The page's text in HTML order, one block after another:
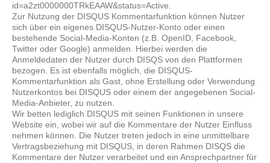
id=a2zt0000000TRkEAAW&status=Active.
Zur Nutzung der DISQUS Kommentarfunktion können Nutzer
sich über ein eigenes DISQUS-Nutzer-Konto oder einen
bestehende Social-Media-Konten (z.B. OpenID, Facebook,
Twitter oder Google) anmelden. Hierbei werden die
Anmeldedaten der Nutzer durch DISQS von den Plattformen
bezogen. Es ist ebenfalls möglich, die DISQUS-
Kommentarfunktion als Gast, ohne Erstellung oder Verwendung
Nutzerkontos bei DISQUS oder einem der angegebenen Social-
Media-Anbieter, zu nutzen.
Wir betten lediglich DISQUS mit seinen Funktionen in unsere
Website ein, wobei wir auf die Kommentare der Nutzer Einfluss
nehmen können. Die Nutzer treten jedoch in eine unmittelbare
Vertragsbeziehung mit DISQUS, in deren Rahmen DISQS die
Kommentare der Nutzer verarbeitet und ein Ansprechpartner für